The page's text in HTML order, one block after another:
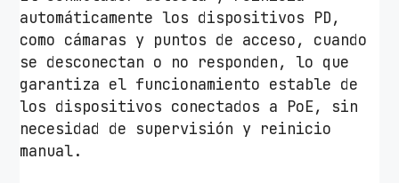
automáticamente los dispositivos PD,
como cámaras y puntos de acceso, cuando
se desconectan o no responden, lo que
garantiza el funcionamiento estable de
los dispositivos conectados a PoE, sin
necesidad de supervisión y reinicio
manual.